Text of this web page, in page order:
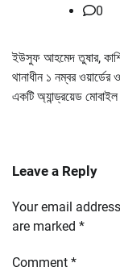
0
ইউসুফ আহমেদ তুষার,
থানাধীন ১ নম্বর
একটি অ্যান্ড্রয়েড
Leave a Reply
Your email
are marked *
Comment *